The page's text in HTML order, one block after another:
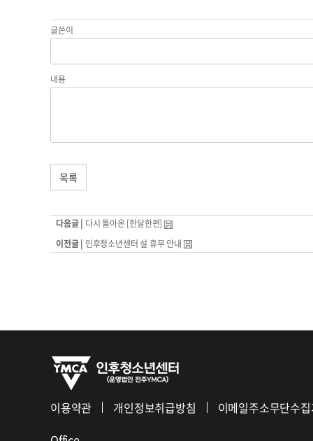
글쓴이
내용
목록
다음글 | 다시 돌아온 [한달한편]
이전글 | 인후청소년센터 설 휴무 안내
이용약관 개인정보취급방침
이메일주소무단수